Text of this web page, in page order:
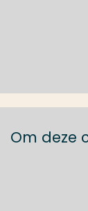
Om deze